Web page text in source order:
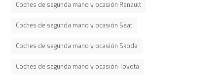
Coches de segunda mano y ocasión Renault
Coches de segunda mano y ocasión Seat
Coches de segunda mano y ocasión Skoda
Coches de segunda mano y ocasión Toyota